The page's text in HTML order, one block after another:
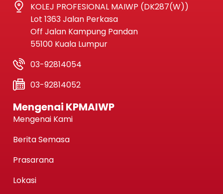
KOLEJ PROFESIONAL MAIWP (DK287(W))
Lot 1363 Jalan Perkasa
Off Jalan Kampung Pandan
55100 Kuala Lumpur
03-92814054
03-92814052
Mengenai KPMAIWP
Mengenai Kami
Berita Semasa
Prasarana
Lokasi